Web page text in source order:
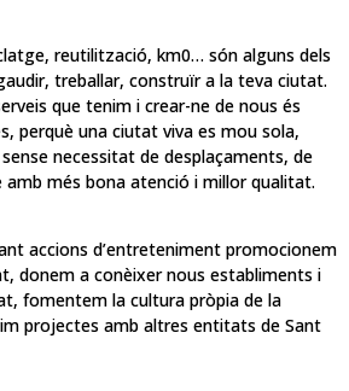
reutilització, km0… són alguns dels
treballar, construïr a la teva ciutat.
que tenim i crear-ne de nous és
perquè una ciutat viva es mou sola,
necessitat de desplaçaments, de
més bona atenció i millor qualitat.
accions d’entreteniment promocionem
donem a conèixer nous establiments i
fomentem la cultura pròpia de la
projectes amb altres entitats de Sant